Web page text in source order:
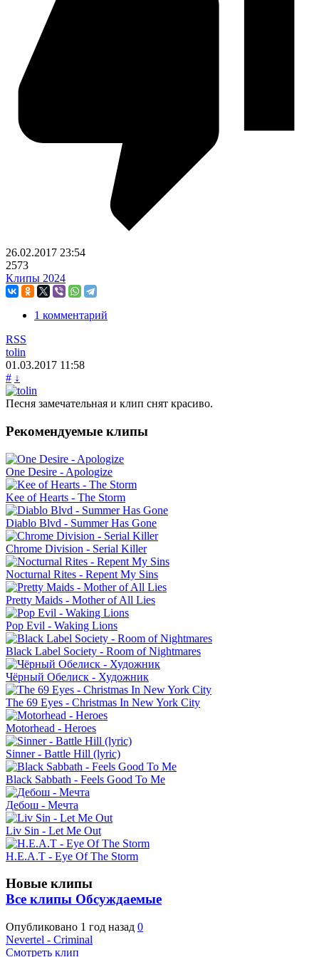
26.02.2017 23:54
2573
Клипы 2024
1 комментарий
RSS
tolin
01.03.2017 11:58
# ↓
Песня замечательная и клип снят красиво.
Рекомендуемые клипы
One Desire - Apologize
Kee of Hearts - The Storm
Diablo Blvd - Summer Has Gone
Chrome Division - Serial Killer
Nocturnal Rites - Repent My Sins
Pretty Maids - Mother of All Lies
Pop Evil - Waking Lions
Black Label Society - Room of Nightmares
Чёрный Обелиск - Художник
The 69 Eyes - Christmas In New York City
Motorhead - Heroes
Sinner - Battle Hill (lyric)
Black Sabbath - Feels Good To Me
Дебош - Мечта
Liv Sin - Let Me Out
H.E.A.T - Eye Of The Storm
Новые клипы
Все клипы Обсуждаемые
Опубликовано 1 год назад 0
Nevertel - Criminal
Смотреть клип